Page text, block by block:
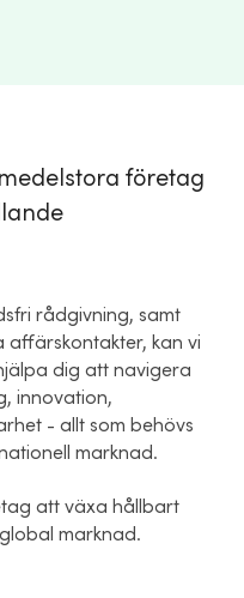
företag
rådgivning, samt
affärskontakter, kan vi
dig att navigera
innovation,
- allt som behövs
marknad.
att växa hållbart
marknad.